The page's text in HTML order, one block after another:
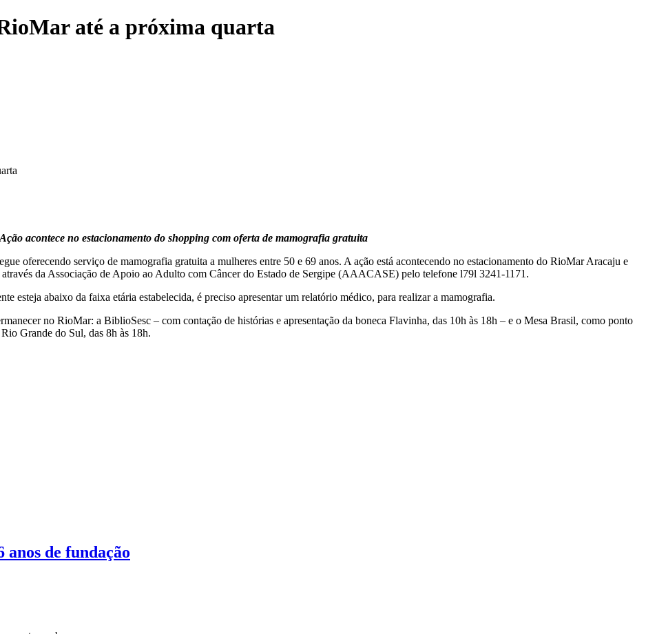
até a próxima quarta
Ação acontece no estacionamento do shopping com oferta de mamografia gratuita
oferecendo serviço de mamografia gratuita a mulheres entre 50 e 69 anos. A ação está acontecendo no estacionamento do RioMar Aracaju e
da Associação de Apoio ao Adulto com Câncer do Estado de Sergipe (AAACASE) pelo telefone l79l 3241-1171.
esteja abaixo da faixa etária estabelecida, é preciso apresentar um relatório médico, para realizar a mamografia.
no RioMar: a BiblioSesc – com contação de histórias e apresentação da boneca Flavinha, das 10h às 18h – e o Mesa Brasil, como ponto
Grande do Sul, das 8h às 18h.
anos de fundação